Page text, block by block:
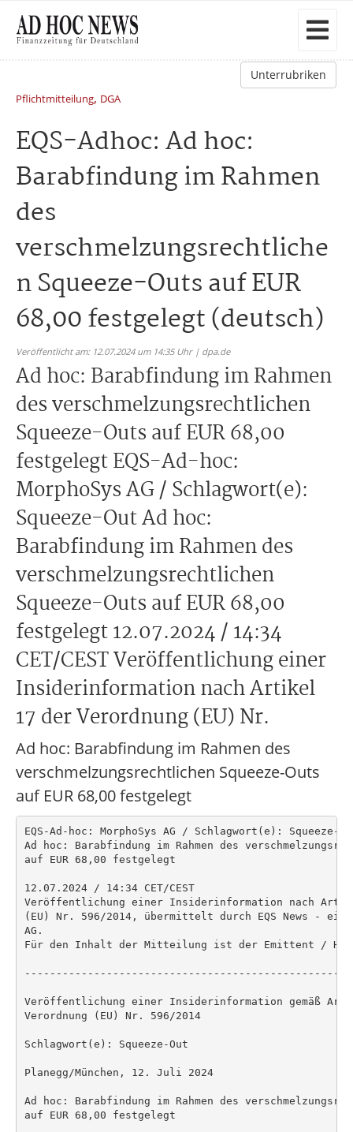
Unterrubriken
Pflichtmitteilung, DGA
EQS-Adhoc: Ad hoc:
Barabfindung im Rahmen
des
verschmelzungsrechtliche
n Squeeze-Outs auf EUR
68,00 festgelegt (deutsch)
Veröffentlicht am: 12.07.2024 um 14:35 Uhr | dpa.de
Ad hoc: Barabfindung im Rahmen
des verschmelzungsrechtlichen
Squeeze-Outs auf EUR 68,00
festgelegt EQS-Ad-hoc:
MorphoSys AG / Schlagwort(e):
Squeeze-Out Ad hoc:
Barabfindung im Rahmen des
verschmelzungsrechtlichen
Squeeze-Outs auf EUR 68,00
festgelegt 12.07.2024 / 14:34
CET/CEST Veröffentlichung einer
Insiderinformation nach Artikel
17 der Verordnung (EU) Nr.
Ad hoc: Barabfindung im Rahmen des
verschmelzungsrechtlichen Squeeze-Outs
auf EUR 68,00 festgelegt
EQS-Ad-hoc: MorphoSys AG / Schlagwort(e): Squeeze-
Ad hoc: Barabfindung im Rahmen des
auf EUR 68,00 festgelegt
12.07.2024 / 14:34 CET/CEST
Veröffentlichung einer Insiderinformation nach
(EU) Nr. 596/2014, übermittelt durch EQS News - ein
AG.
Für den Inhalt der Mitteilung ist der Emittent /
Veröffentlichung einer Insiderinformation gemäß
Verordnung (EU) Nr. 596/2014
Schlagwort(e): Squeeze-Out
Planegg/München, 12. Juli 2024
Ad hoc: Barabfindung im Rahmen des
auf EUR 68,00 festgelegt